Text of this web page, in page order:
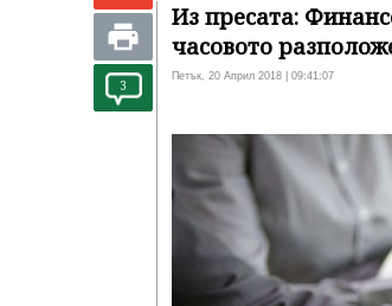
3
Из пресата:
часовото
Петък, 20 Април 2018 | 09:41:07